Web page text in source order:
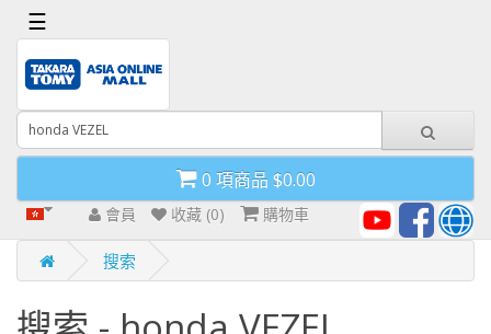
首
頁
導
欄
☰
0 項商品 $0.00
會員 收藏 (0) 購物車
搜索